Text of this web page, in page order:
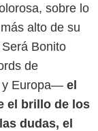
sobre lo
alto de su
Bonito
de
y Europa— el
el brillo de los
dudas, el